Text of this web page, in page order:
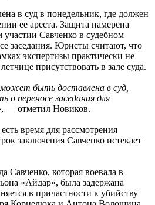
в суд в понедельник, где должен
ее ареста. Защита намерена
участии Савченко в судебном
заседания. Юристы считают, что
экспертизы практически не
присутствовать в зале суда.
быть доставлена в суд,
о переносе заседания для
— отметил Новиков.
время для рассмотрения
заключения Савченко истекает
Савченко, которая воевала в
«Айдар», была задержана
в причастности к убийству